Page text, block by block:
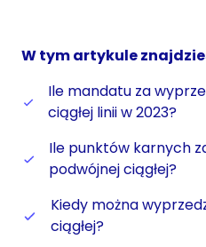
W tym artykule
Ile mandatu za
ciągłej linii w 2023?
Ile punktów karnych
podwójnej ciągłej?
Kiedy można
ciągłej?